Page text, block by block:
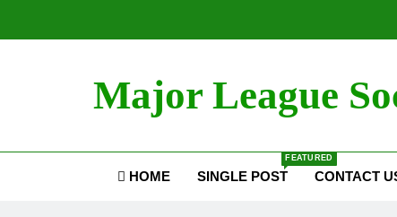
Major League
HOME SINGLE POST
FEATURED
CONTACT